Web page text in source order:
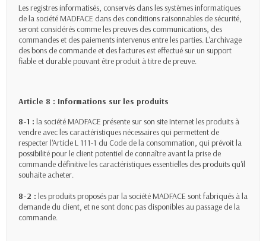
Les registres informatisés, conservés dans les systèmes informatiques
de la société MADFACE dans des conditions raisonnables de sécurité,
seront considérés comme les preuves des communications, des
commandes et des paiements intervenus entre les parties. L'archivage
des bons de commande et des factures est effectué sur un support
fiable et durable pouvant être produit à titre de preuve.
Article 8 : Informations sur les produits
8-1 : la société MADFACE présente sur son site Internet les produits à
vendre avec les caractéristiques nécessaires qui permettent de
respecter l'Article L 111-1 du Code de la consommation, qui prévoit la
possibilité pour le client potentiel de connaître avant la prise de
commande définitive les caractéristiques essentielles des produits qu'il
souhaite acheter.
8-2 : les produits proposés par la société MADFACE sont fabriqués à la
demande du client, et ne sont donc pas disponibles au passage de la
commande.